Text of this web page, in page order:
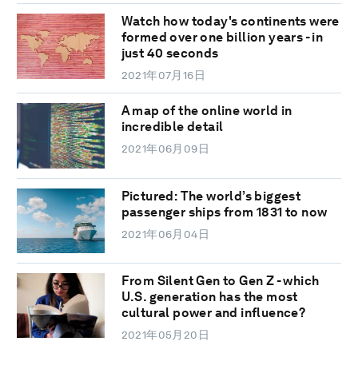
Watch how today's continents were
formed over one billion years - in
just 40 seconds
2021年07月16日
A map of the online world in
incredible detail
2021年06月09日
Pictured: The world’s biggest
passenger ships from 1831 to now
2021年06月04日
From Silent Gen to Gen Z - which
U.S. generation has the most
cultural power and influence?
2021年05月20日